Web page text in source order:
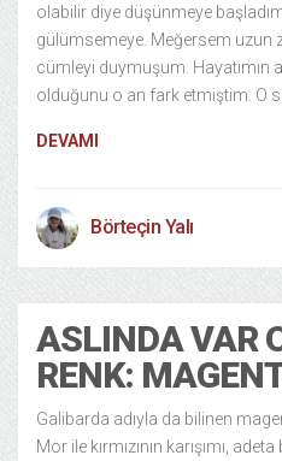
olabilir diye düşünmeye
gülümsemeye. Meğersem uzun
cümleyi duymuşum. Hayatımın
olduğunu o an fark etmiştim. O
DEVAMI
Börteçin Yalı
ASLINDA VAR
RENK:
Galibarda adıyla da bilinen
Mor ile kırmızının karışımı,